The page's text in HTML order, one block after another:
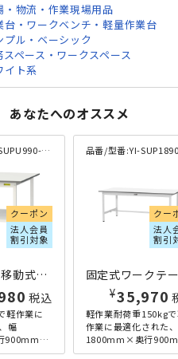
・物流・作業現場用品
台・ワークベンチ・軽量作業台
プル・ベーシック
スペース・ワークスペース
イト系
あなたへのオススメ
TT-WW
クーポン
法人会員
割引対象
ワンタッチ移動式ワークテーブル W900×D900×H740 ホワイト
税込
軽作業に
幅
900mmの
式ワーク
品番/型番:YI-SUP1890-
クー
法人
割引
¥35,970
軽作業耐荷重150kg
作業に最適化された
1800mm×奥行
の座り作業に丁度良